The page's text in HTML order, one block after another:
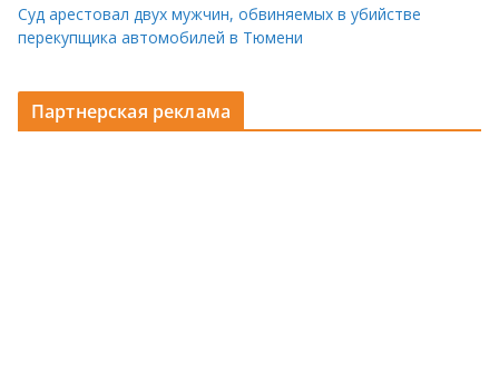
Суд арестовал двух мужчин, обвиняемых в убийстве
перекупщика автомобилей в Тюмени
Партнерская реклама